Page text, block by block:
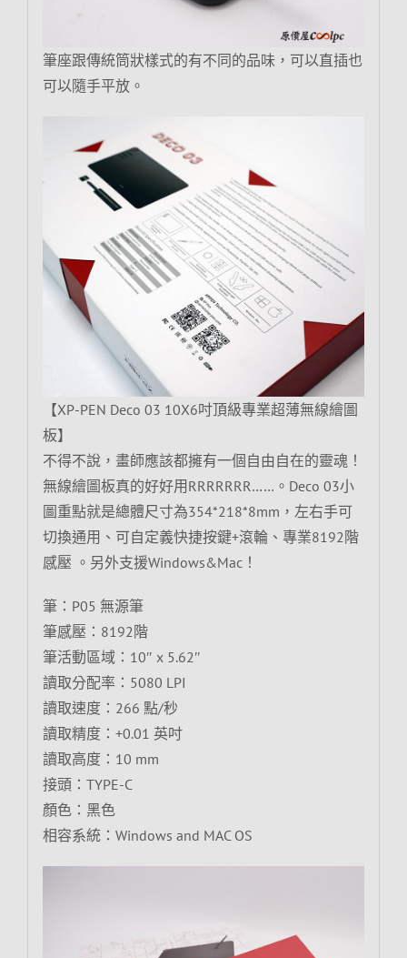
筆座跟傳統筒狀樣式的有不同的品味，可以直插也
可以隨手平放。
【XP-PEN Deco 03 10X6吋頂級專業超薄無線繪圖
板】
不得不說，畫師應該都擁有一個自由自在的靈魂！
無線繪圖板真的好好用RRRRRRR……。Deco 03小
圖重點就是總體尺寸為354*218*8mm，左右手可
切換通用、可自定義快捷按鍵+滾輪、專業8192階
感壓 。另外支援Windows&Mac！
筆：P05 無源筆
筆感壓：8192階
筆活動區域：10″ x 5.62″
讀取分配率：5080 LPI
讀取速度：266 點/秒
讀取精度：+0.01 英吋
讀取高度：10 mm
接頭：TYPE-C
顏色：黑色
相容系統：Windows and MAC OS